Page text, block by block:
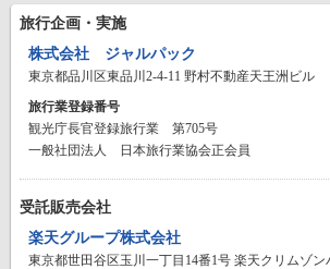
旅行企画・実施
株式会社 ジャルパック
東京都品川区東品川2-4-11 野村不動産天王洲ビル
旅行業登録番号
観光庁長官登録旅行業 第705号
一般社団法人 日本旅行業協会正会員
受託販売会社
楽天グループ株式会社
東京都世田谷区玉川一丁目14番1号 楽天クリムゾン